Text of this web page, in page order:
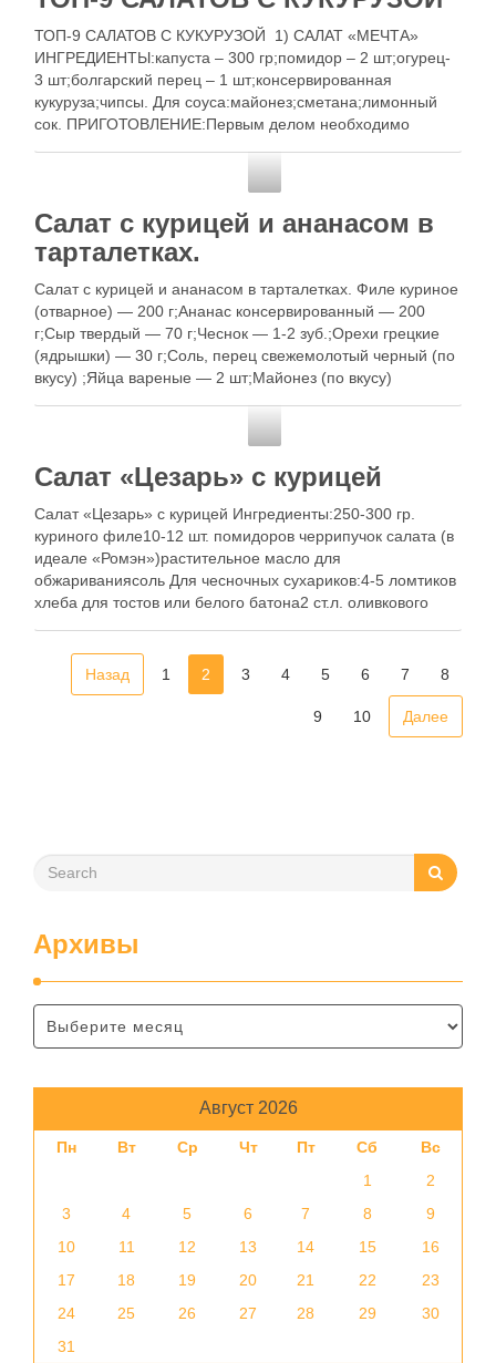
ТОП-9 САЛАТОВ С КУКУРУЗОЙ 1) САЛАТ «МЕЧТА»
ИНГРЕДИЕНТЫ:капуста – 300 гр;помидор – 2 шт;огурец-
3 шт;болгарский перец – 1 шт;консервированная
кукуруза;чипсы. Для соуса:майонез;сметана;лимонный
сок. ПРИГОТОВЛЕНИЕ:Первым делом необходимо
необходимо удалить. Из болгарского перца удаляем
семечки и также …
Салат с курицей и ананасом в
тарталетках.
Салат с курицей и ананасом в тарталетках. Филе куриное
(отварное) — 200 г;Ананас консервированный — 200
г;Сыр твердый — 70 г;Чеснок — 1-2 зуб.;Орехи грецкие
(ядрышки) — 30 г;Соль, перец свежемолотый черный (по
вкусу) ;Яйца вареные — 2 шт;Майонез (по вкусу)
Салат «Цезарь» с курицей
Салат «Цезарь» с курицей Ингредиенты:250-300 гр.
куриного филе10-12 шт. помидоров черрипучок салата (в
идеале «Ромэн»)растительное масло для
обжариваниясоль Для чесночных сухариков:4-5 ломтиков
хлеба для тостов или белого батона2 ст.л. оливкового
ч.л. зернистой горчицы1 ст.л. тёртого сыра Пармезан
Приготовление:1.Для …
Назад 1 2 3 4 5 6 7 8
9 10 Далее
Архивы
Август 2026
Пн Вт Ср Чт Пт Сб
Вс
1
2
3
4 5 6 7 8
9
10
11 12 13 14 15
16
17
18 19 20 21 22
23
24
25 26 27 28 29
30
31